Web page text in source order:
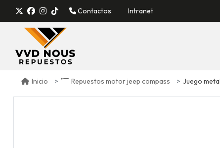
Contactos Intranet
Inicio Repuestos motor jeep compass Juego